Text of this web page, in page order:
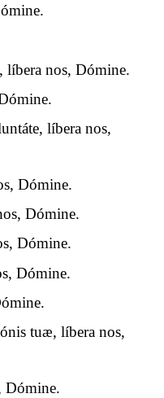
líbera nos, Dómine.
líbera nos,
Dómine.
Dómine.
Dómine.
Dómine.
tuæ, líbera nos,
Dómine.